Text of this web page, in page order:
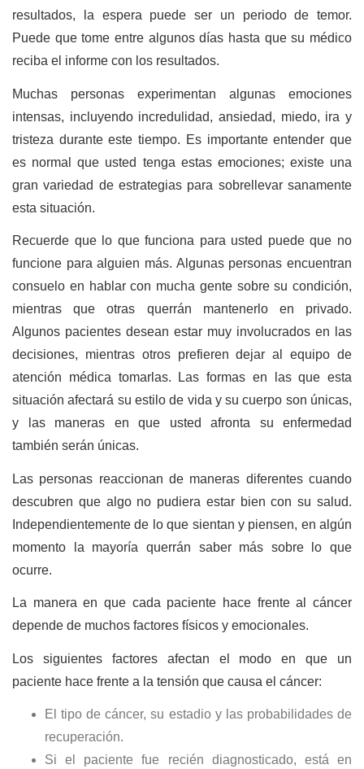
resultados, la espera puede ser un periodo de temor.
Puede que tome entre algunos días hasta que su médico
reciba el informe con los resultados.
Muchas personas experimentan algunas emociones
intensas, incluyendo incredulidad, ansiedad, miedo, ira y
tristeza durante este tiempo. Es importante entender que
es normal que usted tenga estas emociones; existe una
gran variedad de estrategias para sobrellevar sanamente
esta situación.
Recuerde que lo que funciona para usted puede que no
funcione para alguien más. Algunas personas encuentran
consuelo en hablar con mucha gente sobre su condición,
mientras que otras querrán mantenerlo en privado.
Algunos pacientes desean estar muy involucrados en las
decisiones, mientras otros prefieren dejar al equipo de
atención médica tomarlas. Las formas en las que esta
situación afectará su estilo de vida y su cuerpo son únicas,
y las maneras en que usted afronta su enfermedad
también serán únicas.
Las personas reaccionan de maneras diferentes cuando
descubren que algo no pudiera estar bien con su salud.
Independientemente de lo que sientan y piensen, en algún
momento la mayoría querrán saber más sobre lo que
ocurre.
La manera en que cada paciente hace frente al cáncer
depende de muchos factores físicos y emocionales.
Los siguientes factores afectan el modo en que un
paciente hace frente a la tensión que causa el cáncer:
El tipo de cáncer, su estadio y las probabilidades de
recuperación.
Si el paciente fue recién diagnosticado, está en